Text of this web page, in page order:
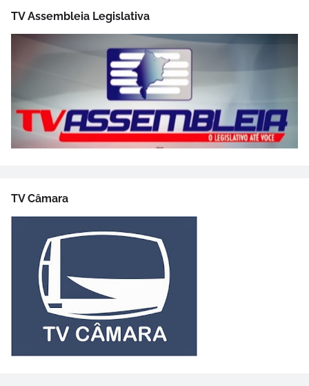
TV Assembleia Legislativa
TV Câmara